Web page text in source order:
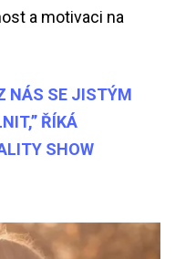
a motivaci na
NÁS SE JISTÝM
ŘÍKÁ
SHOW